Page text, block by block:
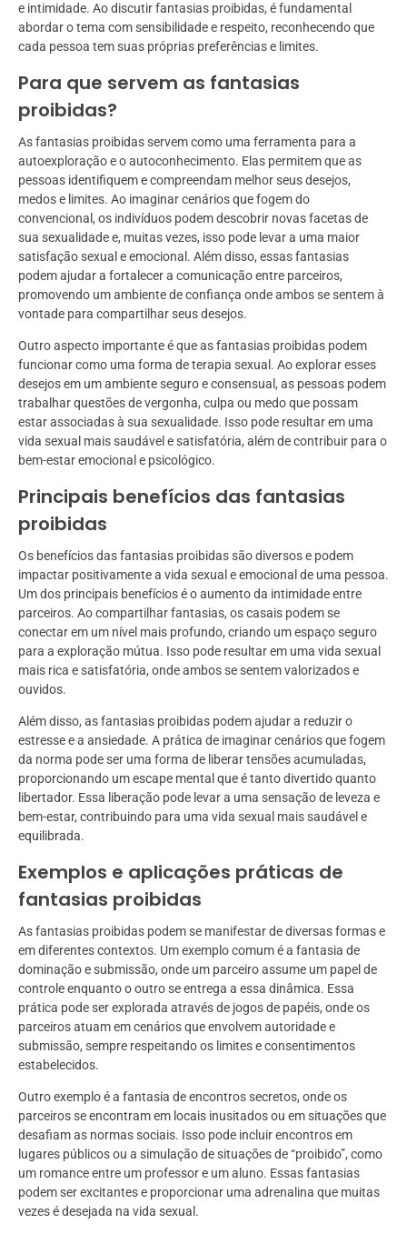
e intimidade. Ao discutir fantasias proibidas, é fundamental
abordar o tema com sensibilidade e respeito, reconhecendo que
cada pessoa tem suas próprias preferências e limites.
Para que servem as fantasias
proibidas?
As fantasias proibidas servem como uma ferramenta para a
autoexploração e o autoconhecimento. Elas permitem que as
pessoas identifiquem e compreendam melhor seus desejos,
medos e limites. Ao imaginar cenários que fogem do
convencional, os indivíduos podem descobrir novas facetas de
sua sexualidade e, muitas vezes, isso pode levar a uma maior
satisfação sexual e emocional. Além disso, essas fantasias
podem ajudar a fortalecer a comunicação entre parceiros,
promovendo um ambiente de confiança onde ambos se sentem à
vontade para compartilhar seus desejos.
Outro aspecto importante é que as fantasias proibidas podem
funcionar como uma forma de terapia sexual. Ao explorar esses
desejos em um ambiente seguro e consensual, as pessoas podem
trabalhar questões de vergonha, culpa ou medo que possam
estar associadas à sua sexualidade. Isso pode resultar em uma
vida sexual mais saudável e satisfatória, além de contribuir para o
bem-estar emocional e psicológico.
Principais benefícios das fantasias
proibidas
Os benefícios das fantasias proibidas são diversos e podem
impactar positivamente a vida sexual e emocional de uma pessoa.
Um dos principais benefícios é o aumento da intimidade entre
parceiros. Ao compartilhar fantasias, os casais podem se
conectar em um nível mais profundo, criando um espaço seguro
para a exploração mútua. Isso pode resultar em uma vida sexual
mais rica e satisfatória, onde ambos se sentem valorizados e
ouvidos.
Além disso, as fantasias proibidas podem ajudar a reduzir o
estresse e a ansiedade. A prática de imaginar cenários que fogem
da norma pode ser uma forma de liberar tensões acumuladas,
proporcionando um escape mental que é tanto divertido quanto
libertador. Essa liberação pode levar a uma sensação de leveza e
bem-estar, contribuindo para uma vida sexual mais saudável e
equilibrada.
Exemplos e aplicações práticas de
fantasias proibidas
As fantasias proibidas podem se manifestar de diversas formas e
em diferentes contextos. Um exemplo comum é a fantasia de
dominação e submissão, onde um parceiro assume um papel de
controle enquanto o outro se entrega a essa dinâmica. Essa
prática pode ser explorada através de jogos de papéis, onde os
parceiros atuam em cenários que envolvem autoridade e
submissão, sempre respeitando os limites e consentimentos
estabelecidos.
Outro exemplo é a fantasia de encontros secretos, onde os
parceiros se encontram em locais inusitados ou em situações que
desafiam as normas sociais. Isso pode incluir encontros em
lugares públicos ou a simulação de situações de “proibido”, como
um romance entre um professor e um aluno. Essas fantasias
podem ser excitantes e proporcionar uma adrenalina que muitas
vezes é desejada na vida sexual.